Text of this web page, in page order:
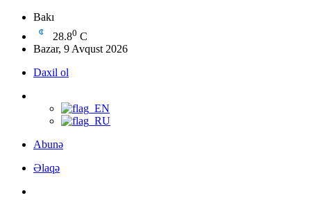
Bakı
28.80 C
Bazar, 9 Avqust 2026
Daxil ol
Abunə
Əlaqə